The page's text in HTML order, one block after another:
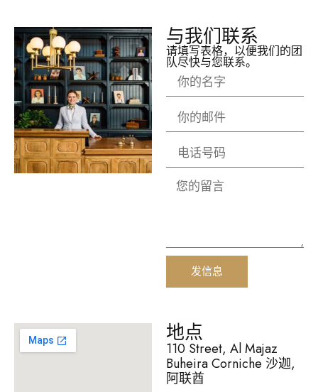
与我们联系
请填写表格，以便我们的团
队尽快与您联系。
发信息
地点
110 Street, Al Majaz
Buheira Corniche 沙迦,
阿联酋